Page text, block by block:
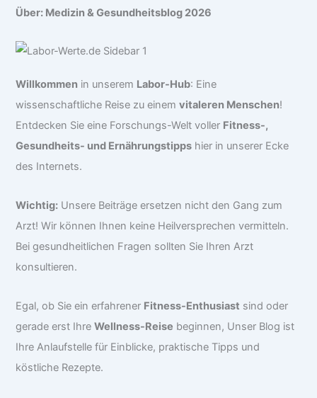
Über: Medizin & Gesundheitsblog 2026
Willkommen in unserem Labor-Hub: Eine
wissenschaftliche Reise zu einemvitaleren Menschen!
Entdecken Sie eine Forschungs-Welt voller Fitness-,
Gesundheits- und Ernährungstipps hier in unserer Ecke
des Internets.
Wichtig: Unsere Beiträge ersetzen nicht den Gang zum
Arzt! Wir können Ihnen keine Heilversprechen vermitteln.
Bei gesundheitlichen Fragen sollten Sie Ihren Arzt
konsultieren.
Egal, ob Sie ein erfahrener Fitness-Enthusiast sind oder
gerade erst IhreWellness-Reise beginnen, Unser Blog ist
Ihre Anlaufstelle für Einblicke, praktische Tipps und
köstliche Rezepte.